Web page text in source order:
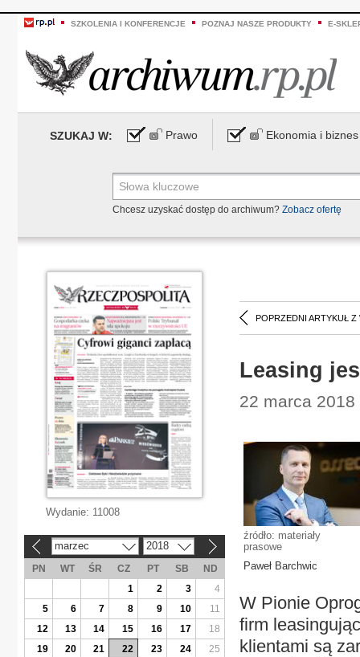
SZKOLENIA I KONFERENCJE POZNAJ NASZE PRODUKTY E-
SZUKAJ W: Prawo Ekonomia i biznes
Chcesz uzyskać dostęp do archiwum? Zobacz ofertę
POPRZEDNI ARTYKUŁ Z
Leasing
22 marca
źródło: materiały
prasowe
Paweł Barchwic
W Pionie
firm
klientami są
Wydanie: 11008
marzec 2018
PN WT ŚR CZ PT SB
ND
1
2 3
4
5
6 7 8 9 10
11
12
13 14 15 16 17
18
19
20 21 22 23 24
25